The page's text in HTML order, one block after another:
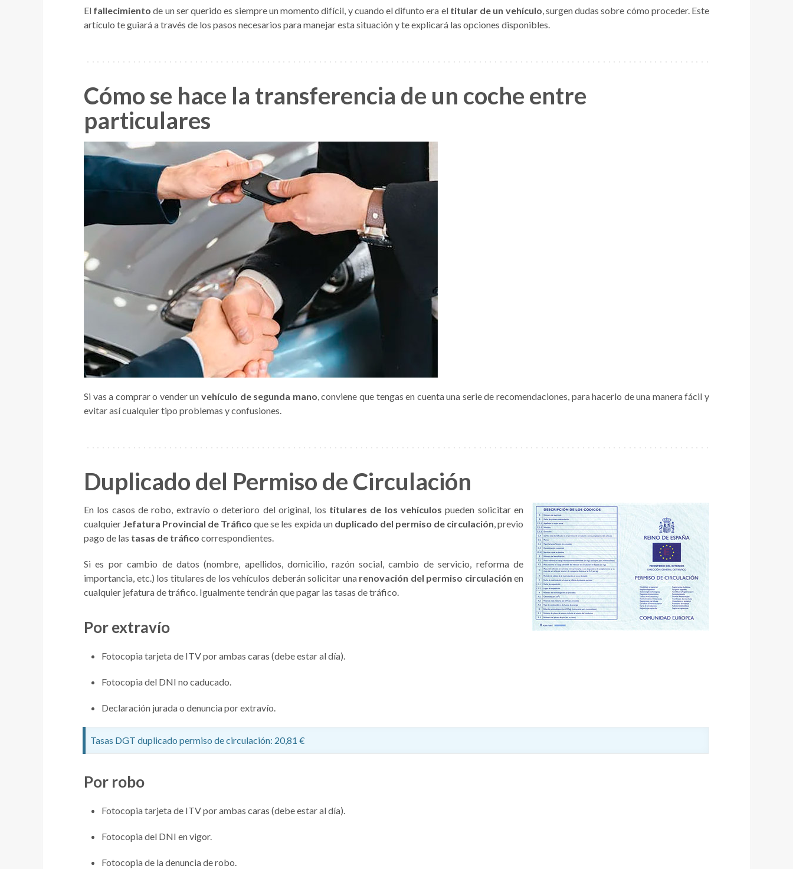
El fallecimiento de un ser querido es siempre un momento difícil, y cuando el difunto era el titular de un vehículo, surgen dudas sobre cómo proceder. Este
artículo te guiará a través de los pasos necesarios para manejar esta situación y te explicará las opciones disponibles.
Cómo se hace la transferencia de un coche entre
particulares
Si vas a comprar o vender unvehículo de segunda mano, conviene que tengas en cuenta una serie de recomendaciones, para hacerlo de una manera fácil y
evitar así cualquier tipo problemas y confusiones.
Duplicado del Permiso de Circulación
En los casos de robo, extravío o deterioro del original, los titulares de los vehículos pueden solicitar en
cualquier Jefatura Provincial de Tráfico que se les expida un duplicado del permiso de circulación, previo
pago de las tasas de tráfico correspondientes.
Si es por cambio de datos (nombre, apellidos, domicilio, razón social, cambio de servicio, reforma de
importancia, etc.) los titulares de los vehículos deberán solicitar una renovación del permiso circulación en
cualquier jefatura de tráfico. Igualmente tendrán que pagar las tasas de tráfico.
Por extravío
Fotocopia tarjeta de ITV por ambas caras (debe estar al día).
Fotocopia del DNI no caducado.
Declaración jurada o denuncia por extravío.
Tasas DGT duplicado permiso de circulación: 20,81 €
Por robo
Fotocopia tarjeta de ITV por ambas caras (debe estar al día).
Fotocopia del DNI en vigor.
Fotocopia de la denuncia de robo.